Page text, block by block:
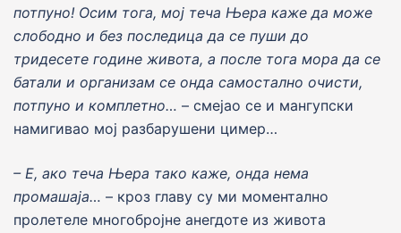
потпуно! Осим тога, моj теча Њера каже да може
слободно и без последица да се пуши до
тридесете године живота, а после тога мора да се
батали и организам се онда самостално очисти,
потпуно и комплетно… – смеjао се и мангупски
намигивао моj разбарушени цимер…
– Е, ако теча Њера тако каже, онда нема
промашаjа… – кроз главу су ми моментално
пролетеле многоброjне анегдоте из живота